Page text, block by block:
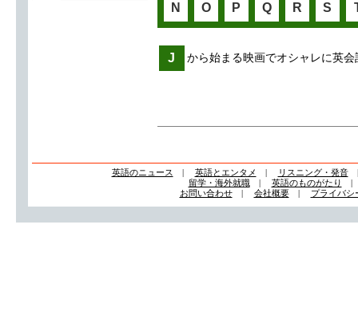
N O P Q R S
J から始まる映画でオシャレに英会
英語のニュース | 英語とエンタメ | リスニング・発音
留学・海外就職| 英語のものがたり
お問い合わせ| 会社概要| プライバシ